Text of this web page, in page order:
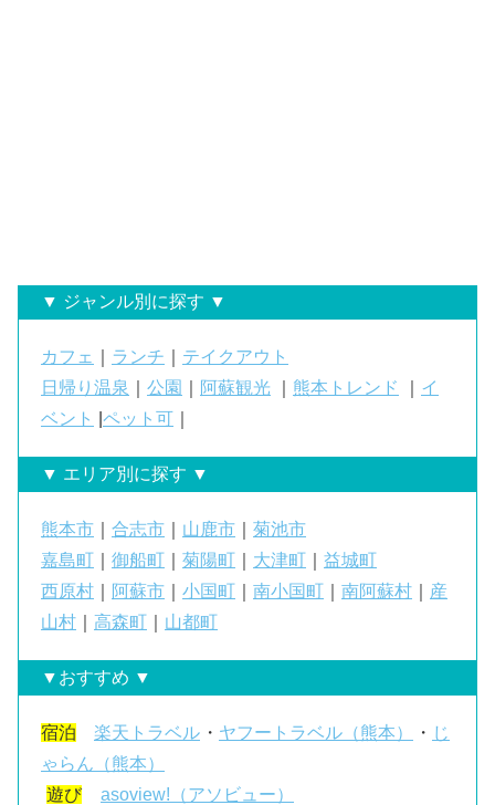
▼ ジャンル別に探す ▼
カフェ ランチ
テイクアウト
日帰り温泉
公園 阿蘇観光 熊本トレンド
イ
ベント
ペット可
▼ エリア別に探す ▼
熊本市 合志市 山鹿市
菊池市
嘉島町
御船町 菊陽町 大津町
益城町
西原村
阿蘇市 小国町 南小国町 南阿蘇村
産
山村
高森町 山都町
▼おすすめ ▼
宿泊 楽天トラベル ・ ヤフートラベル（熊本） ・ じ
ゃらん（熊本）
遊び
asoview!（アソビュー）